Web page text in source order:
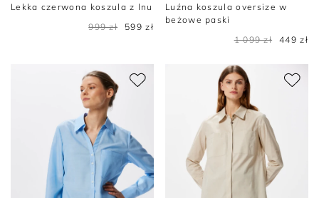
Lekka czerwona koszula z lnu
999 zł
599 zł
Luźna koszula oversize w
beżowe paski
1 099 zł
449 zł